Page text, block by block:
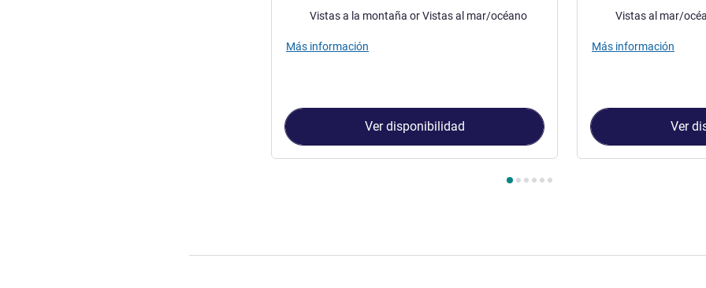
Views :
Vistas a la montaña or Vistas al mar/océano
Más información
Ver disponibilidad
Views :Vistas al mar/
Más información
Ver